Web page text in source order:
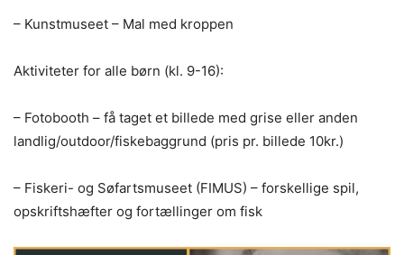
– Kunstmuseet – Mal med kroppen
Aktiviteter for alle børn (kl. 9-16):
– Fotobooth – få taget et billede med grise eller anden
landlig/outdoor/fiskebaggrund (pris pr. billede 10kr.)
– Fiskeri- og Søfartsmuseet (FIMUS) – forskellige spil,
opskriftshæfter og fortællinger om fisk